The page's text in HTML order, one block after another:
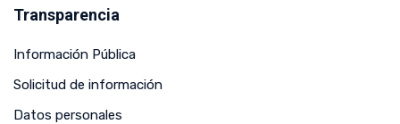
Transparencia
Información Pública
Solicitud de información
Datos personales